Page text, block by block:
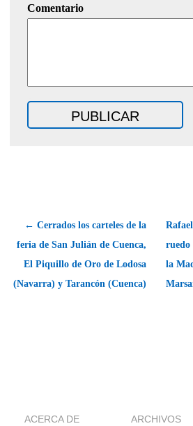
Comentario
← Cerrados los carteles de la
feria de San Julián de Cuenca,
El Piquillo de Oro de Lodosa
(Navarra) y Tarancón (Cuenca)
ruedo
la
ACERCA DE ARCHIVOS